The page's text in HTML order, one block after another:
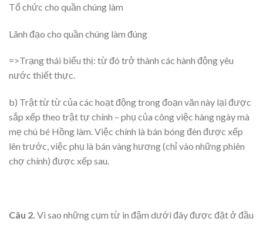
Tổ chức cho quần chúng làm
Lãnh đạo cho quần chúng làm đúng
=>Trạng thái biểu thị: từ đó trở thành các hành động yêu
nước thiết thực.
b) Trật từ từ của các hoạt động trong đoạn văn này lại được
sắp xếp theo trật tự chính – phụ của công việc hàng ngày mà
mẹ chú bé Hồng làm. Việc chính là bán bóng đèn được xếp
lên trước, việc phụ là bán vàng hương (chỉ vào những phiên
chợ chính) được xếp sau.
Câu 2. Vì sao những cụm từ in đậm dưới đây được đặt ở đầu